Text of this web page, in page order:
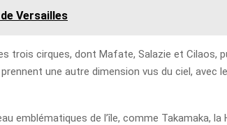
Versailles
trois cirques, dont Mafate, Salazie et Cilaos,
une autre dimension vus du ciel,
emblématiques de l’île, comme Takamaka,